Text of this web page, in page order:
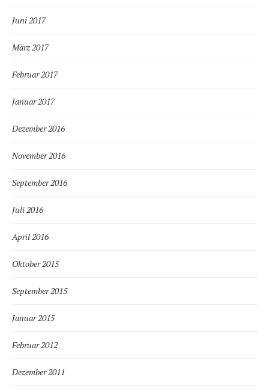
Juni 2017
März 2017
Februar 2017
Januar 2017
Dezember 2016
November 2016
September 2016
Juli 2016
April 2016
Oktober 2015
September 2015
Januar 2015
Februar 2012
Dezember 2011